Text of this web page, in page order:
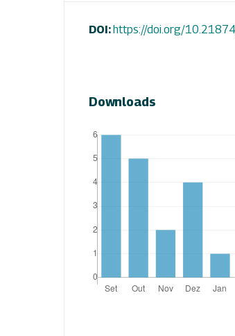
DOI:https://doi.org/
Downloads